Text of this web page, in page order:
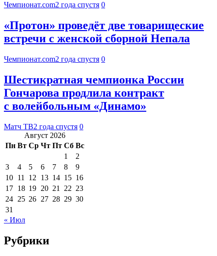
Чемпионат.com2 года спустя 0
«Протон» проведёт две товарищеские
встречи с женской сборной Непала
Чемпионат.com2 года спустя 0
Шестикратная чемпионка России
Гончарова продлила контракт
с волейбольным «Динамо»
Матч ТВ2 года спустя 0
Август 2026
Пн Вт Ср Чт Пт Сб Вс
1
2
3
4 5 6 7 8
9
10 11 12 13 14 15 16
17 18 19 20 21 22 23
24 25 26 27 28 29 30
31
« Июл
Рубрики